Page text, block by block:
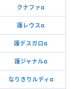
クナファα
護レウスα
護デスガロα
護ジャナルα
なりきりルディα